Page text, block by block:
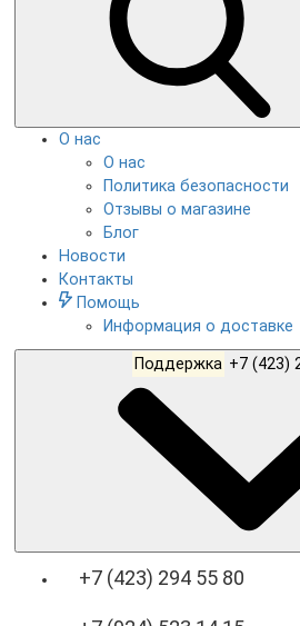
О нас
О нас
Политика безопасности
Отзывы о магазине
Блог
Новости
Контакты
Помощь
Информация о доставке
Поддержка
+7 (423) 294 55 80